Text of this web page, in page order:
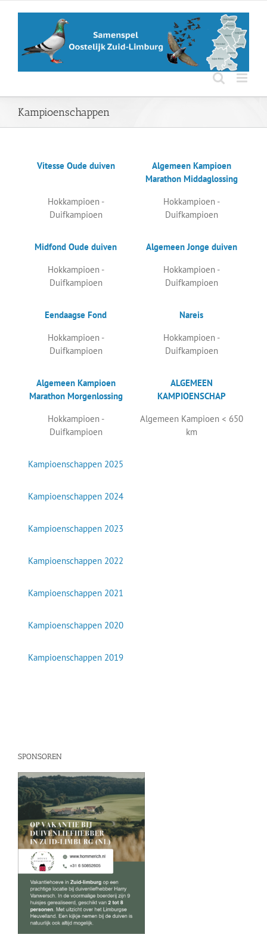
Kampioenschappen
Vitesse Oude duiven
Algemeen Kampioen
Marathon Middaglossing
Hokkampioen -
Duifkampioen
Hokkampioen -
Duifkampioen
Midfond Oude duiven
Algemeen Jonge duiven
Hokkampioen -
Duifkampioen
Hokkampioen -
Duifkampioen
Eendaagse Fond
Nareis
Hokkampioen -
Duifkampioen
Hokkampioen -
Duifkampioen
Algemeen Kampioen
Marathon Morgenlossing
ALGEMEEN
KAMPIOENSCHAP
Hokkampioen -
Duifkampioen
Algemeen Kampioen < 650
km
Kampioenschappen 2025
Kampioenschappen 2024
Kampioenschappen 2023
Kampioenschappen 2022
Kampioenschappen 2021
Kampioenschappen 2020
Kampioenschappen 2019
SPONSOREN